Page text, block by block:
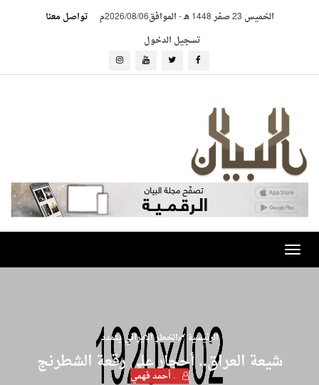
الخميس 23 صفر 1448 هـ -الموافق2026/08/06م
تواصل معنا
تسجيل الدخول
Toggle
navigation
الرئيسية الخطر الإيراني يتمدد
شيعة العراق.. أحجار على رقعة الشطرنج
. أحمد فهمي